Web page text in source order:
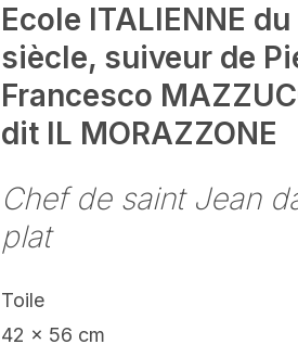
Ecole ITALIENNE
siècle, suiveur de
Francesco
dit IL MORAZZONE
Chef de saint Jean
plat
Toile
42 x 56 cm